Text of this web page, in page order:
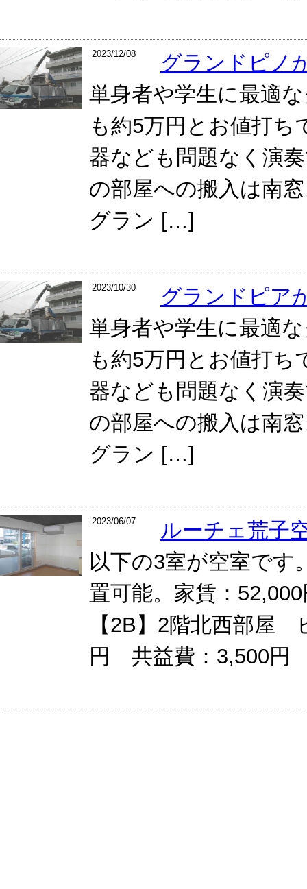
2023/12/08
グランドピノ
単身者や学生に最適
も約5万円とお値打ち
器なども問題なく演
の部屋への搬入は南
グラン […]
2023/10/30
グランドピア
単身者や学生に最適
も約5万円とお値打ち
器なども問題なく演
の部屋への搬入は南
グラン […]
2023/06/07
ルーチェ荒子
以下の3室が空室で
置可能。家賃：
【2B】2階北西部屋
円 共益費：3,500